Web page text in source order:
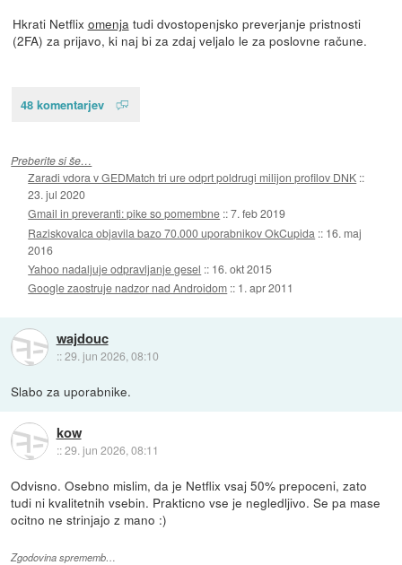
Hkrati Netflix omenjatudi dvostopenjsko preverjanje pristnosti
(2FA) za prijavo, ki naj bi za zdaj veljalo le za poslovne račune.
48 komentarjev
Preberite si še…
Zaradi vdora v GEDMatch tri ure odprt poldrugi milijon profilov DNK ::
23. jul 2020
Gmail in preveranti: pike so pomembne ::7. feb 2019
Raziskovalca objavila bazo 70.000 uporabnikov OkCupida :: 16. maj
2016
Yahoo nadaljuje odpravljanje gesel :: 16. okt 2015
Google zaostruje nadzor nad Androidom :: 1. apr 2011
wajdouc
::29. jun 2026, 08:10
Slabo za uporabnike.
kow
::29. jun 2026, 08:11
Odvisno. Osebno mislim, da je Netflix vsaj 50% prepoceni, zato
tudi ni kvalitetnih vsebin. Prakticno vse je negledljivo. Se pa mase
ocitno ne strinjajo z mano :)
Zgodovina sprememb…